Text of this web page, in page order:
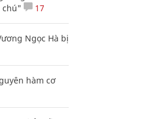
chú"
17
Ngọc Hà bị
hàm cơ